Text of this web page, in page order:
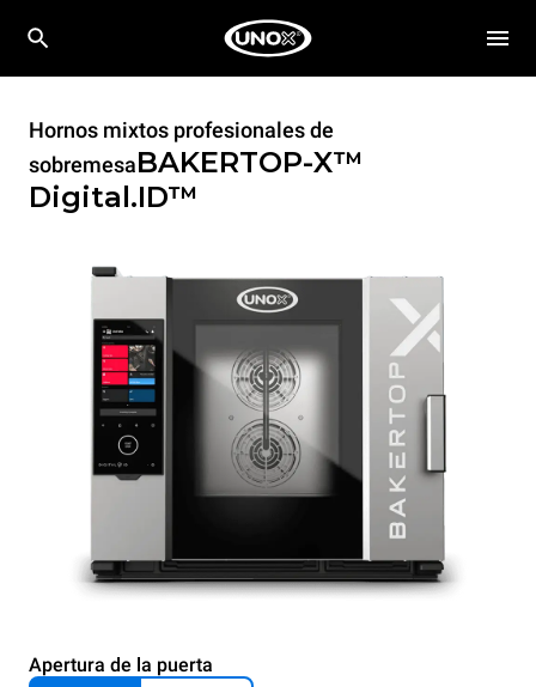
Hornos mixtos profesionales de
sobremesaBAKERTOP-X™
Digital.ID™
Apertura de la puerta